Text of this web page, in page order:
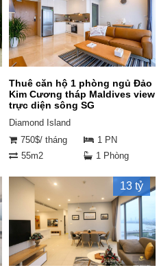
Thuê căn hộ 1 phòng ngủ Đảo
Kim Cương tháp Maldives view
trực diện sông SG
Diamond Island
750$/ tháng
1 PN
55m2
1 Phòng
13 tỷ